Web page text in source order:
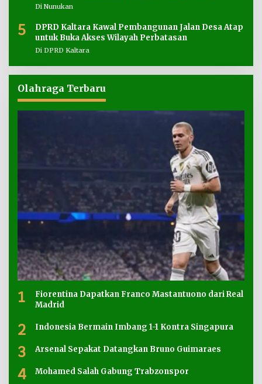
Di Nunukan
5
DPRD Kaltara Kawal Pembangunan Jalan Desa Atap
untuk Buka Akses Wilayah Perbatasan
Di DPRD Kaltara
Olahraga Terbaru
1
Fiorentina Dapatkan Franco Mastantuono dari Real
Madrid
2 Indonesia Bermain Imbang 1-1 Kontra Singapura
3 Arsenal Sepakat Datangkan Bruno Guimaraes
4 Mohamed Salah Gabung Trabzonspor